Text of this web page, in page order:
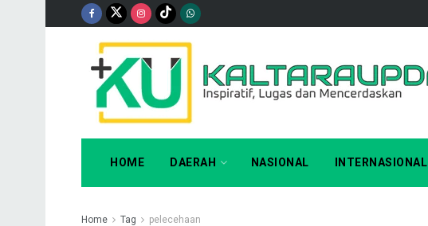
HOME DAERAH NASIONAL INTERNASIONAL
Home Tag pelecehaan